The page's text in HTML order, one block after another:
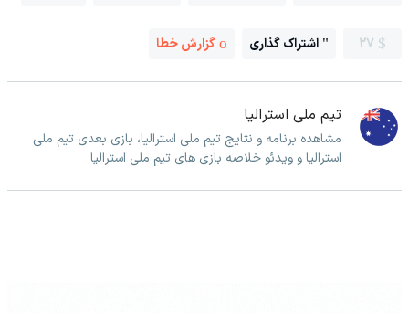
27 اشتراک گذاری گزارش خطا
تیم ملی استرالیا
مشاهده برنامه و نتایج تیم ملی استرالیا، بازی بعدی تیم ملی
استرالیا و ویدئو خلاصه بازی های تیم ملی استرالیا